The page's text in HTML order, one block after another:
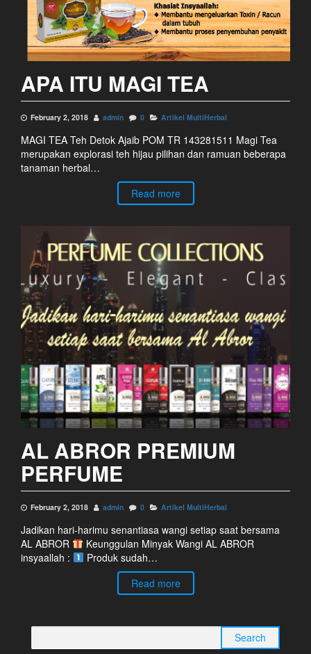
APA ITU MAGI TEA
February 2, 2018 admin 0 Artikel MultiHerbal
MAGI TEA Teh Detok Ajaib POM TR 143281511 Magi Tea
merupakan explorasi teh hijau pilihan dan ramuan beberapa
tanaman herbal…
Read more
AL ABROR PREMIUM
PERFUME
February 2, 2018 admin 0 Artikel MultiHerbal
Jadikan hari-harimu senantiasa wangi setiap saat bersama
AL ABROR
Keunggulan Minyak Wangi AL ABROR
insyaallah :
Produk sudah…
Read more
Search
for: